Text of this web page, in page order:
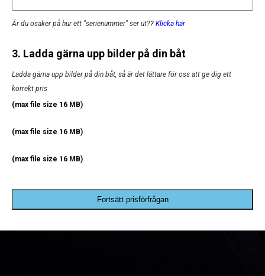
Är du osäker på hur ett "serienummer" ser ut?? Klicka här
3. Ladda gärna upp bilder på din båt
Ladda gärna upp bilder på din båt, så är det lättare för oss att ge dig ett
korrekt pris
(max file size 16 MB)
(max file size 16 MB)
(max file size 16 MB)
Fortsätt prisförfrågan